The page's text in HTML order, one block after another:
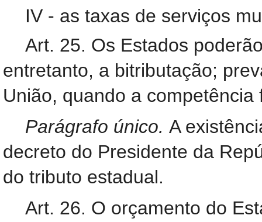
IV - as taxas de serviços
Art. 25. Os Estados
entretanto, a bitributação;
União, quando a competência
Parágrafo único. A
decreto do Presidente da
do tributo estadual.
Art. 26. O orçamento do